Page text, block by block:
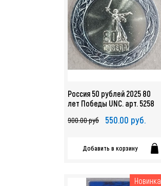
Россия 50 рублей 2025 80
лет Победы UNC. арт. 5258
900.00 руб 550.00 руб.
Добавить в корзину
Новинка